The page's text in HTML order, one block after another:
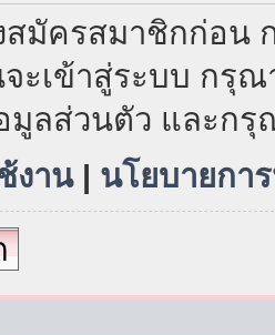
มัครสมาชิกก่อน
เข้าสู่ระบบ กรุณ
มูลส่วนตัว และก
งาน| นโยบายกา